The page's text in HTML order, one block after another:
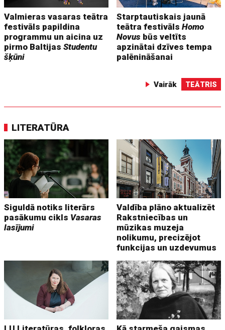
Valmieras vasaras teātra
festivāls papildina
programmu un aicina uz
pirmo BaltijasStudentu
šķūni
Starptautiskais jaunā
teātra festivālsHomo
Novus būs veltīts
apzinātai dzīves tempa
palēnināšanai
Vairāk TEĀTRIS
LITERATŪRA
Siguldā notiks literārs
pasākumu cikls Vasaras
lasījumi
Valdība plāno aktualizēt
Rakstniecības un
mūzikas muzeja
nolikumu, precizējot
funkcijas un uzdevumus